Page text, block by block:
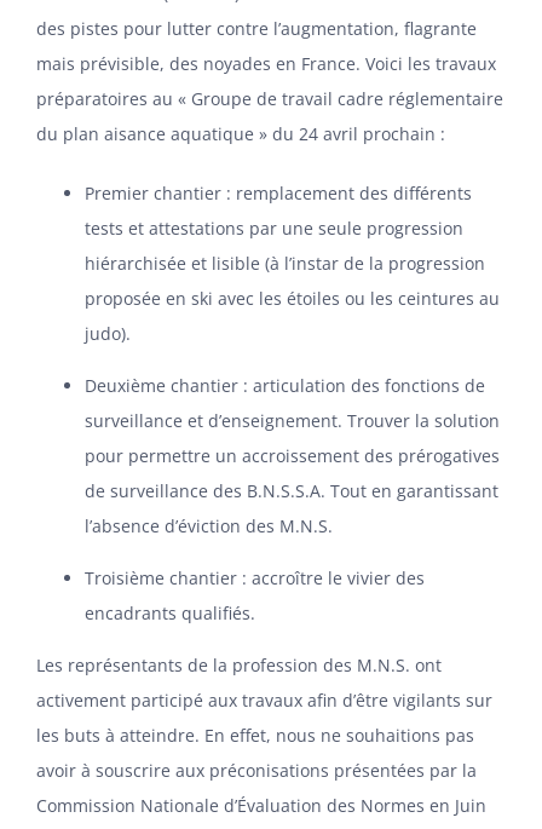
des pistes pour lutter contre l’augmentation, flagrante
mais prévisible, des noyades en France. Voici les travaux
préparatoires au « Groupe de travail cadre réglementaire
du plan aisance aquatique » du 24 avril prochain :
Premier chantier : remplacement des différents
tests et attestations par une seule progression
hiérarchisée et lisible (à l’instar de la progression
proposée en ski avec les étoiles ou les ceintures au
judo).
Deuxième chantier : articulation des fonctions de
surveillance et d’enseignement. Trouver la solution
pour permettre un accroissement des prérogatives
de surveillance des B.N.S.S.A. Tout en garantissant
l’absence d’éviction des M.N.S.
Troisième chantier : accroître le vivier des
encadrants qualifiés.
Les représentants de la profession des M.N.S. ont
activement participé aux travaux afin d’être vigilants sur
les buts à atteindre. En effet, nous ne souhaitions pas
avoir à souscrire aux préconisations présentées par la
Commission Nationale d’Évaluation des Normes en Juin